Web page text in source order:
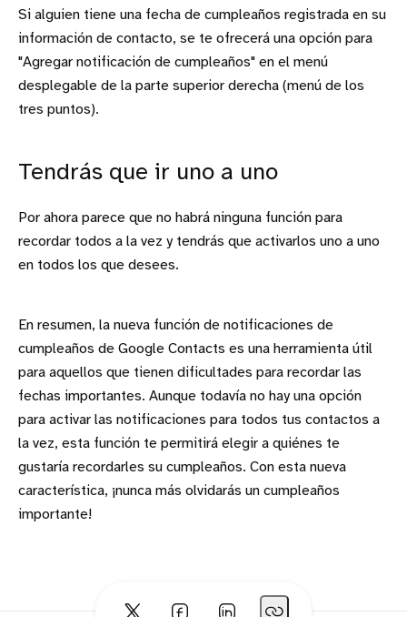
Si alguien tiene una fecha de cumpleaños registrada en su
información de contacto, se te ofrecerá una opción para
"Agregar notificación de cumpleaños" en el menú
desplegable de la parte superior derecha (menú de los
tres puntos).
Tendrás que ir uno a uno
Por ahora parece que no habrá ninguna función para
recordar todos a la vez y tendrás que activarlos uno a uno
en todos los que desees.
En resumen, la nueva función de notificaciones de
cumpleaños de Google Contacts es una herramienta útil
para aquellos que tienen dificultades para recordar las
fechas importantes. Aunque todavía no hay una opción
para activar las notificaciones para todos tus contactos a
la vez, esta función te permitirá elegir a quiénes te
gustaría recordarles su cumpleaños. Con esta nueva
característica, ¡nunca más olvidarás un cumpleaños
importante!